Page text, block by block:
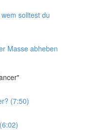
solltest du
Masse abheben
(7:50)